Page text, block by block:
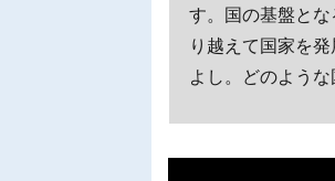
す。国の基盤と
り越えて国家を
よし。どのよう